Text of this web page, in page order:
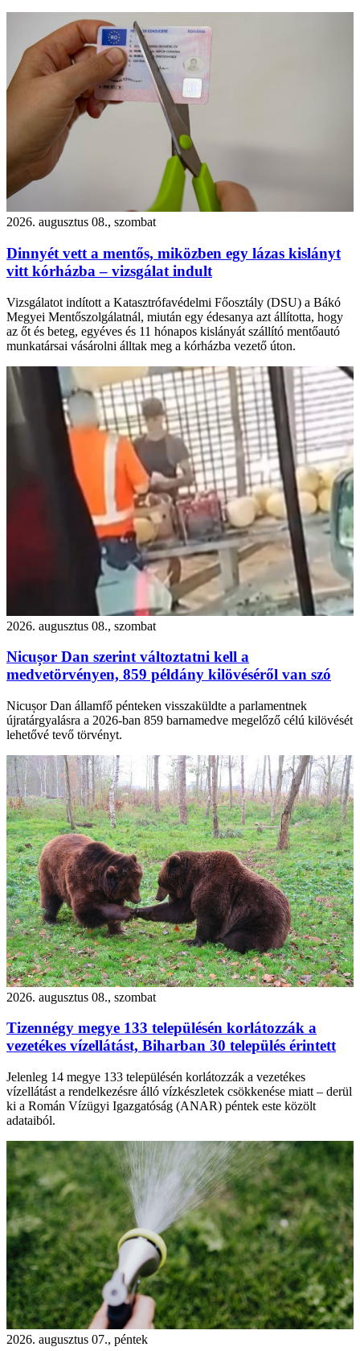
2026. augusztus 08., szombat
Dinnyét vett a mentős, miközben egy lázas kislányt
vitt kórházba – vizsgálat indult
Vizsgálatot indított a Katasztrófavédelmi Főosztály (DSU) a Bákó
Megyei Mentőszolgálatnál, miután egy édesanya azt állította, hogy
az őt és beteg, egyéves és 11 hónapos kislányát szállító mentőautó
munkatársai vásárolni álltak meg a kórházba vezető úton.
2026. augusztus 08., szombat
Nicușor Dan szerint változtatni kell a
medvetörvényen, 859 példány kilövéséről van szó
Nicușor Dan államfő pénteken visszaküldte a parlamentnek
újratárgyalásra a 2026-ban 859 barnamedve megelőző célú kilövését
lehetővé tevő törvényt.
2026. augusztus 08., szombat
Tizennégy megye 133 településén korlátozzák a
vezetékes vízellátást, Biharban 30 település érintett
Jelenleg 14 megye 133 településén korlátozzák a vezetékes
vízellátást a rendelkezésre álló vízkészletek csökkenése miatt – derül
ki a Román Vízügyi Igazgatóság (ANAR) péntek este közölt
adataiból.
2026. augusztus 07., péntek